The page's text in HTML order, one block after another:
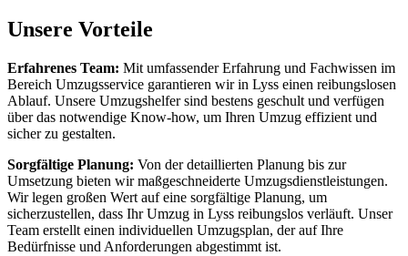
Unsere Vorteile
Erfahrenes Team: Mit umfassender Erfahrung und Fachwissen im
Bereich Umzugsservice garantieren wir in Lyss einen reibungslosen
Ablauf. Unsere Umzugshelfer sind bestens geschult und verfügen
über das notwendige Know-how, um Ihren Umzug effizient und
sicher zu gestalten.
Sorgfältige Planung: Von der detaillierten Planung bis zur
Umsetzung bieten wir maßgeschneiderte Umzugsdienstleistungen.
Wir legen großen Wert auf eine sorgfältige Planung, um
sicherzustellen, dass Ihr Umzug in Lyss reibungslos verläuft. Unser
Team erstellt einen individuellen Umzugsplan, der auf Ihre
Bedürfnisse und Anforderungen abgestimmt ist.